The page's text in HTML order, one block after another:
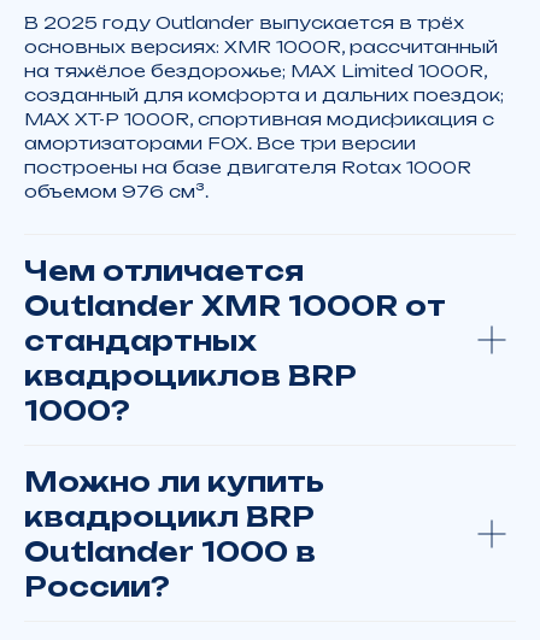
В 2025 году Outlander выпускается в трёх
основных версиях: XMR 1000R, рассчитанный
на тяжёлое бездорожье; MAX Limited 1000R,
созданный для комфорта и дальних поездок;
MAX XT-P 1000R, спортивная модификация с
амортизаторами FOX. Все три версии
построены на базе двигателя Rotax 1000R
объемом 976 см³.
Чем отличается
Outlander XMR 1000R от
стандартных
квадроциклов BRP
1000?
Можно ли купить
квадроцикл BRP
Outlander 1000 в
России?